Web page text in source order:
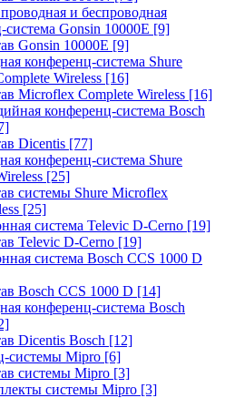
и беспроводная
система Gonsin 10000E [9]
Gonsin 10000E [9]
конференц-система Shure
Wireless [16]
Microflex Complete Wireless [16]
конференц-система Bosch
Dicentis [77]
конференц-система Shure
[25]
системы Shure Microflex
[25]
система Televic D-Cerno [19]
Televic D-Cerno [19]
система Bosch CCS 1000 D
Bosch CCS 1000 D [14]
конференц-система Bosch
Dicentis Bosch [12]
системы Mipro [6]
системы Mipro [3]
системы Mipro [3]